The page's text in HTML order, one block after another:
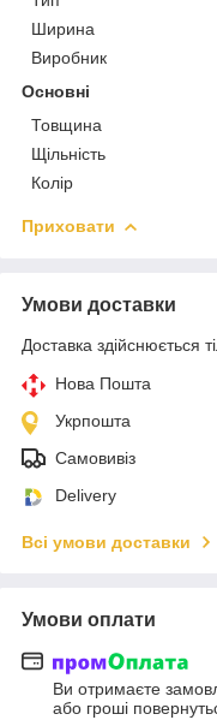
Ширина
Виробник
Основні
Товщина
Щільність
Колір
Приховати
Умови доставки
Доставка здійснюється
Нова Пошта
Укрпошта
Самовивіз
Delivery
Всі умови доставки
Умови оплати
Ви отримаєте
або гроші